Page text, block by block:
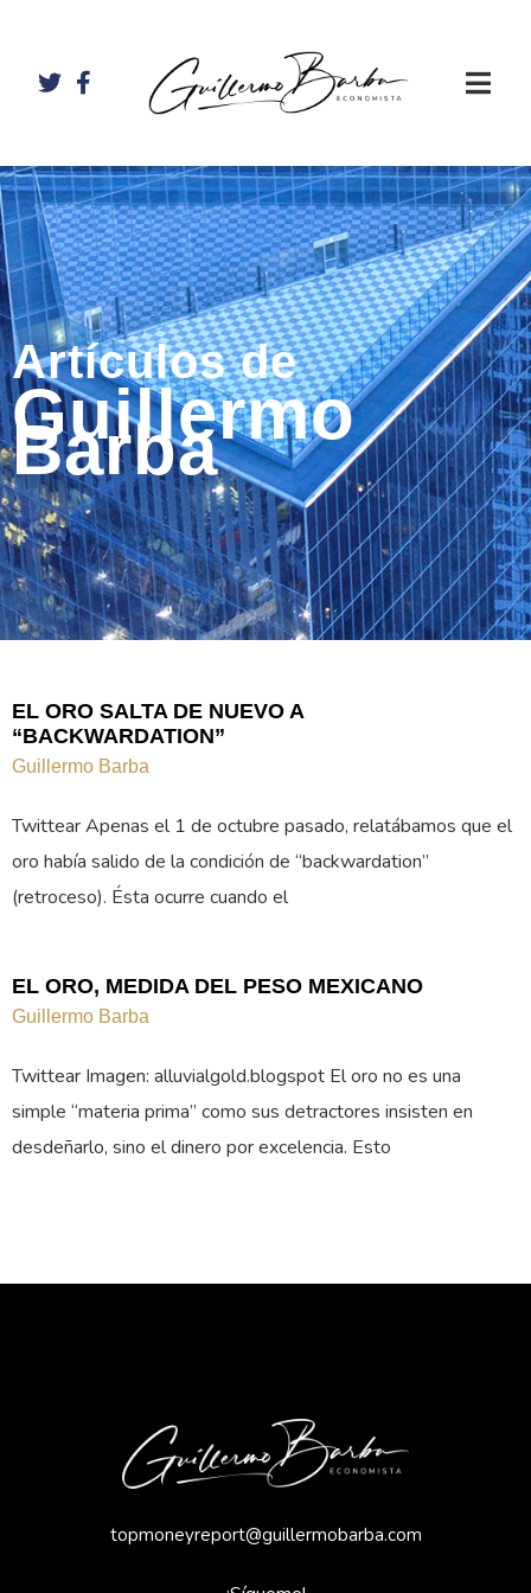
Artículos de
Guillermo
Barba
EL ORO SALTA DE NUEVO A
“BACKWARDATION”
Guillermo Barba
Twittear Apenas el 1 de octubre pasado, relatábamos que el
oro había salido de la condición de “backwardation”
(retroceso). Ésta ocurre cuando el
EL ORO, MEDIDA DEL PESO MEXICANO
Guillermo Barba
Twittear Imagen: alluvialgold.blogspot El oro no es una
simple “materia prima” como sus detractores insisten en
desdeñarlo, sino el dinero por excelencia. Esto
topmoneyreport@guillermobarba.com